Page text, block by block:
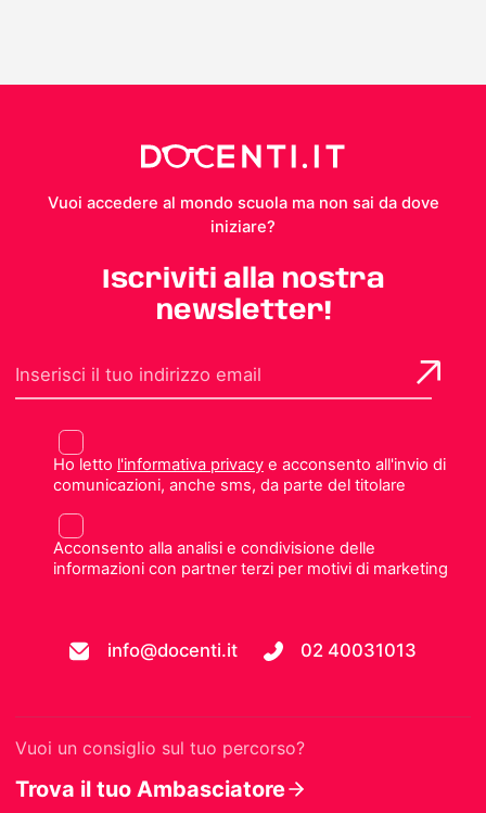
Vuoi accedere al mondo scuola ma non sai da dove
iniziare?
Iscriviti alla nostra
newsletter!
Ho letto l'informativa privacye acconsento all'invio di
comunicazioni, anche sms, da parte del titolare
Acconsento alla analisi e condivisione delle
informazioni con partner terzi per motivi di marketing
info@docenti.it 02 40031013
Vuoi un consiglio sul tuo percorso?
Trova il tuo Ambasciatore